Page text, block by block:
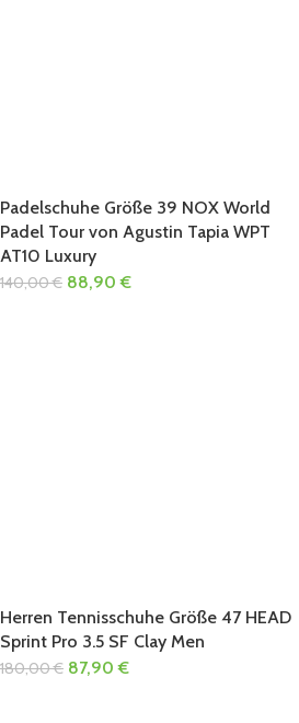
Padelschuhe Größe 39 NOX World
Padel Tour von Agustin Tapia WPT
AT10 Luxury
140,00€ 88,90€
Herren Tennisschuhe Größe 47 HEAD
Sprint Pro 3.5 SF Clay Men
180,00€ 87,90€